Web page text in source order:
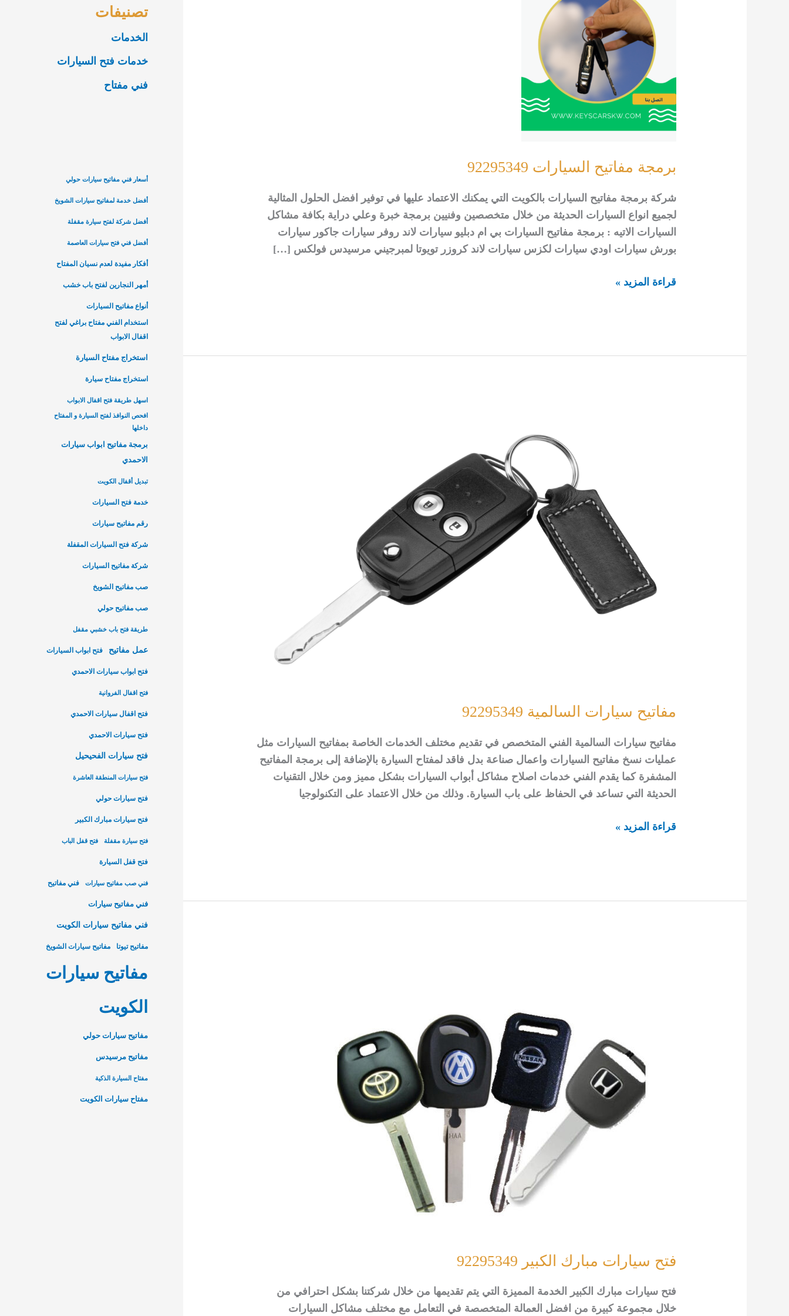
برمجة مفاتيح السيارات 92295349
شركة برمجة مفاتيح السيارات بالكويت التي يمكنك الاعتماد عليها في توفير افضل الحلول المثالية
لجميع انواع السيارات الحديثة من خلال متخصصين وفنيين برمجة خبرة وعلي دراية بكافة مشاكل
السيارات الاتيه : برمجة مفاتيح السيارات بي ام دبليو سيارات لاند روفر سيارات جاكور سيارات
بورش سيارات اودي سيارات لكزس سيارات لاند كروزر تويوتا لمبرجيني مرسيدس فولكس […]
برمجة
قراءة المزيد »
مفاتيح سيارات السالمية 92295349
مفاتيح سيارات السالمية الفني المتخصص في تقديم مختلف الخدمات الخاصة بمفاتيح السيارات مثل
عمليات نسخ مفاتيح السيارات واعمال صناعة بدل فاقد لمفتاح السيارة بالإضافة إلى برمجة المفاتيح
المشفرة كما يقدم الفني خدمات اصلاح مشاكل أبواب السيارات بشكل مميز ومن خلال التقنيات
الحديثة التي تساعد في الحفاظ على باب السيارة. وذلك من خلال الاعتماد على التكنولوجيا
مفاتيح
قراءة المزيد »
فتح سيارات مبارك الكبير 92295349
فتح سيارات مبارك الكبير الخدمة المميزة التي يتم تقديمها من خلال شركتنا بشكل احترافي من
خلال مجموعة كبيرة من افضل العمالة المتخصصة في التعامل مع مختلف مشاكل السيارات
تصنيفات
الخدمات
خدمات فتح السيارات
فني مفتاح
أسعار فني مفاتيح سيارات حولي
أفضل خدمة لمفاتيح سيارات الشويخ
أفضل شركة لفتح سيارة مقفلة
أفضل فني فتح سيارات العاصمة
أفكار مفيدة لعدم نسيان المفتاح
أمهر النجارين لفتح باب خشب
أنواع مفاتيح السيارات
استخدام الفني مفتاح براغي لفتح
اقفال الابواب
استخراج مفتاح السيارة
استخراج مفتاح سيارة
اسهل طريقة فتح اقفال الابواب
افحص النوافذ لفتح السيارة و المفتاح
داخلها
برمجة مفاتيح ابواب سيارات
الاحمدي
تبديل أقفال الكويت
خدمة فتح السيارات
رقم مفاتيح سيارات
شركة فتح السيارات المقفلة
شركة مفاتيح السيارات
صب مفاتيح الشويخ
صب مفاتيح حولي
طريقة فتح باب خشبي مقفل
عمل مفاتيح فتح ابواب السيارات
فتح ابواب سيارات الاحمدي
فتح اقفال الفروانية
فتح اقفال سيارات الاحمدي
فتح سيارات الاحمدي
فتح سيارات الفحيحيل
فتح سيارات المنطقة العاشرة
فتح سيارات حولي
فتح سيارات مبارك الكبير
فتح سيارة مقفلة فتح قفل الباب
فتح قفل السيارة
فني صب مفاتيح سيارات فني مفاتيح
فني مفاتيح سيارات
فني مفاتيح سيارات الكويت
مفاتيح تيوتا مفاتيح سيارات الشويخ
مفاتيح سيارات
الكويت
مفاتيح سيارات حولي
مفاتيح مرسيدس
مفتاح السيارة الذكية
مفتاح سيارات الكويت